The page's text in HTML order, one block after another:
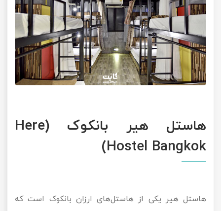
هاستل هیر بانکوک (Here
Hostel Bangkok)
هاستل هیر یکی از هاستل‌های ارزان بانکوک است که